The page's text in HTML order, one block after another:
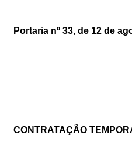
Portaria nº 33, de 12 de
CONTRATAÇÃO